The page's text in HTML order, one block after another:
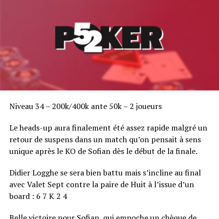
Niveau 34 – 200k/400k ante 50k – 2 joueurs
Le heads-up aura finalement été assez rapide malgré un
retour de suspens dans un match qu’on pensait à sens
unique après le KO de Sofian dès le début de la finale.
Didier Logghe se sera bien battu mais s’incline au final
avec Valet Sept contre la paire de Huit à l’issue d’un
board : 6 7 K 2 4